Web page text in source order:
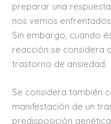
preparar una
nos vemos
Sin embargo, cuando
reacción se considera
trastorno de ansiedad.
Se considera también
manifestación de un
predisposición